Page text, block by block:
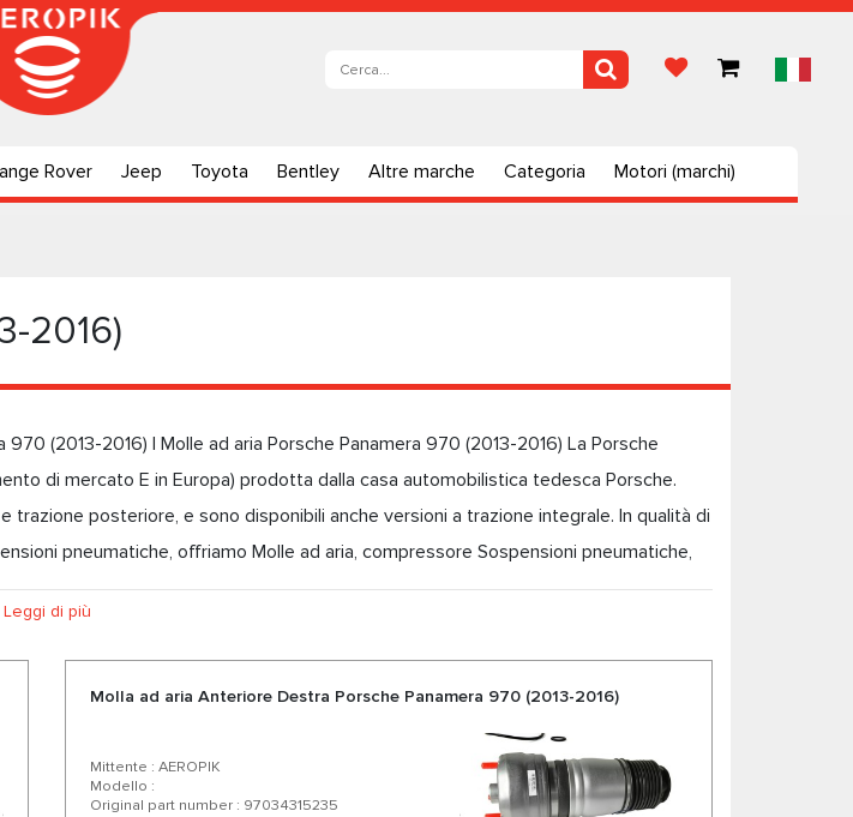
Rover Jeep Toyota Bentley Altre marche Categoria Motori (marchi)
2016)
(2013-2016) | Molle ad aria Porsche Panamera 970 (2013-2016) La Porsche
di mercato E in Europa) prodotta dalla casa automobilistica tedesca Porsche.
trazione posteriore, e sono disponibili anche versioni a trazione integrale. In qualità di
pneumatiche, offriamo Molle ad aria, compressore Sospensioni pneumatiche,
di consegna espressa. Scegliendo noi scegli parti di qualità per la tua Porsche
rapporto qualità-prezzo, un'ampia gamma e una varietà di oltre 200 prodotti per
Leggi di più
Molla ad aria Anteriore Destra Porsche Panamera 970 (2013-2016)
Mittente : AEROPIK
Modello :
Original part number : 97034315235